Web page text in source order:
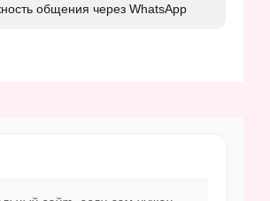
общения через WhatsApp